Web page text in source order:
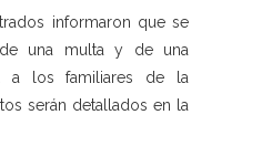
informaron que se
una multa y de una
a los familiares de la
serán detallados en la